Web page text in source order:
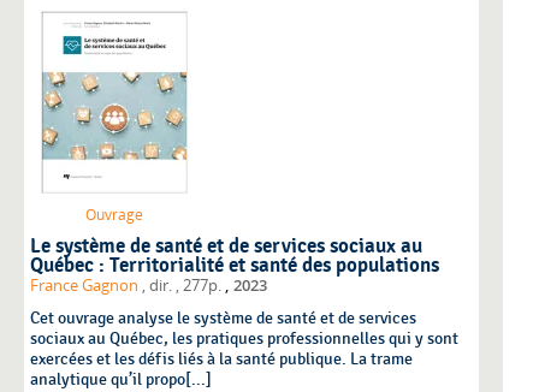
Ouvrage
Le système de santé et de services sociaux au
Québec : Territorialité et santé des populations
France Gagnon , dir. , 277p. , 2023
Cet ouvrage analyse le système de santé et de services
sociaux au Québec, les pratiques professionnelles qui y sont
exercées et les défis liés à la santé publique. La trame
analytique qu’il propo[...]